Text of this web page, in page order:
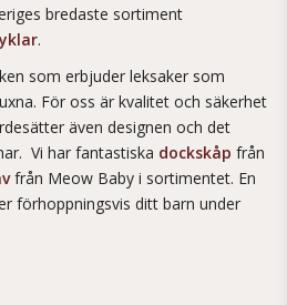
bredaste sortiment
.
som erbjuder leksaker som
För oss är kvalitet och säkerhet
även designen och det
Vi har fantastiska dockskåp från
från Meow Baby i sortimentet. En
förhoppningsvis ditt barn under